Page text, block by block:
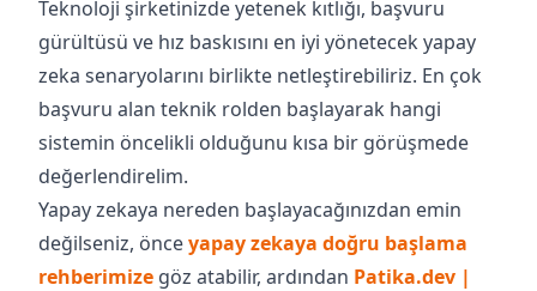
Teknoloji şirketinizde yetenek kıtlığı, başvuru
gürültüsü ve hız baskısını en iyi yönetecek yapay
zeka senaryolarını birlikte netleştirebiliriz. En çok
başvuru alan teknik rolden başlayarak hangi
sistemin öncelikli olduğunu kısa bir görüşmede
değerlendirelim.
Yapay zekaya nereden başlayacağınızdan emin
değilseniz, önceyapay zekaya doğru başlama
rehberimize göz atabilir, ardından Patika.dev |